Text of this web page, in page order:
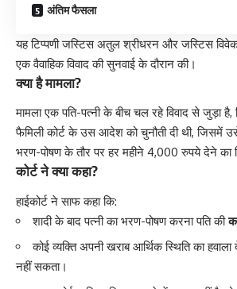
अंतिम फैसला
यह टिप्पणी जस्टिस अतुल श्रीधरन और जस्टिस
एक वैवाहिक विवाद की सुनवाई के दौरान की।
क्या है मामला?
मामला एक पति-पत्नी के बीच चल रहे विवाद से जुड़ा है,
फैमिली कोर्ट के उस आदेश को चुनौती दी थी, जिसमें
भरण-पोषण के तौर पर हर महीने 4,000 रुपये देने का
कोर्ट ने क्या कहा?
हाईकोर्ट ने साफ कहा कि:
शादी के बाद पत्नी का भरण-पोषण करना पति की
कोई व्यक्ति अपनी खराब आर्थिक स्थिति का
नहीं सकता।